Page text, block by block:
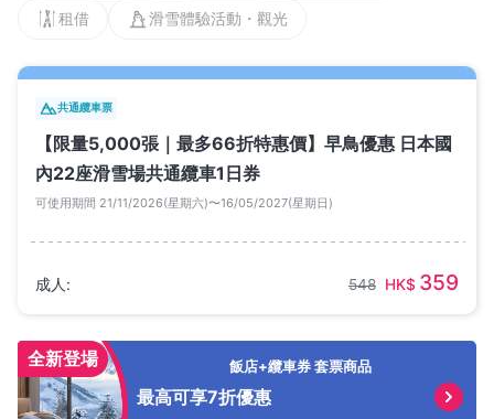
租借 滑雪體驗活動・觀光
共通纜車票
【限量5,000張｜最多66折特惠價】早鳥優惠 日本國
內22座滑雪場共通纜車1日券
可使用期間 21/11/2026(星期六)〜16/05/2027(星期日)
成人 : 548 HK$ 359
全新登場 飯店+纜車券 套票商品
最高可享7折優惠